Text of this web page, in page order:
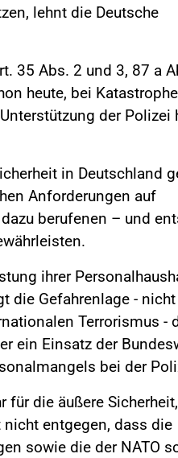
lehnt die Deutsche
35 Abs. 2 und 3, 87 a
heute, bei
der Polizei
in Deutschland
Anforderungen auf
berufenen – und
ihrer
die Gefahrenlage -
Terrorismus -
ein Einsatz der
bei der
für die äußere
entgegen, dass die
sowie die der NATO